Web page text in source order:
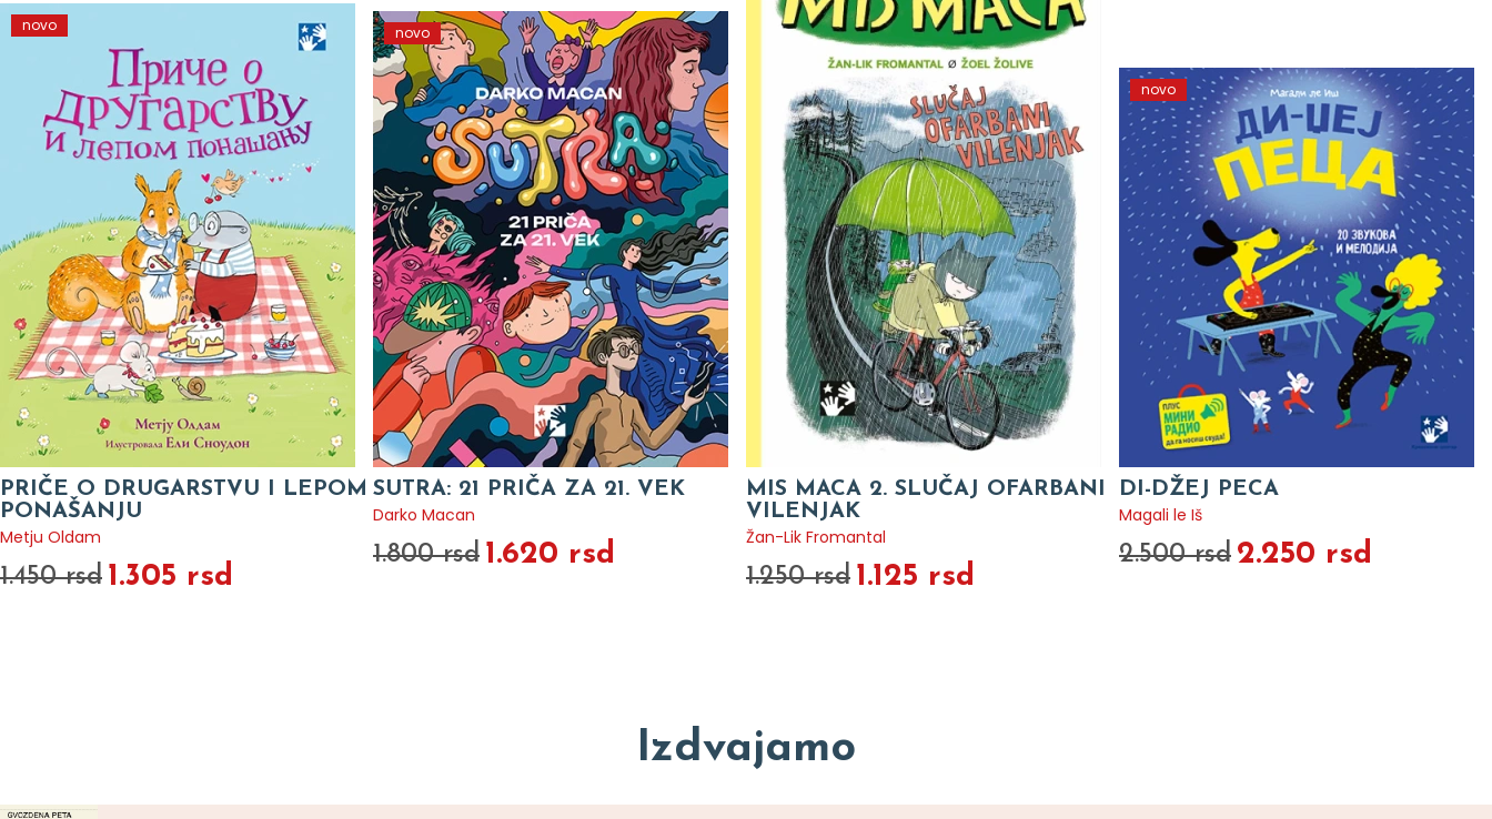
novo
PRIČE O DRUGARSTVU I LEPOM
PONAŠANJU
Metju Oldam
1.450 rsd 1.305 rsd
novo
SUTRA: 21 PRIČA ZA 21. VEK
Darko Macan
1.800 rsd 1.620 rsd
MIS MACA 2. SLUČAJ OFARBANI
VILENJAK
Žan-Lik Fromantal
1.250 rsd 1.125 rsd
novo
DI-DŽEJ PECA
Magali le Iš
2.500 rsd 2.250 rsd
Izdvajamo